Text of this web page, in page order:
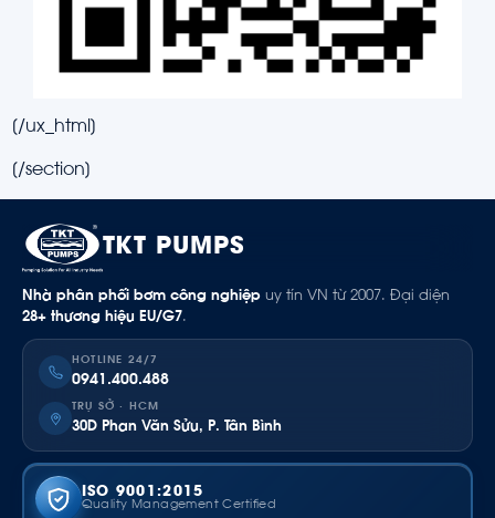
[/ux_html]
[/section]
TKT PUMPS
Nhà phân phối bơm công nghiệp uy tín VN từ 2007. Đại diện
28+ thương hiệu EU/G7.
HOTLINE 24/7
0941.400.488
TRỤ SỞ · HCM
30D Phan Văn Sửu, P. Tân Bình
ISO 9001:2015
Quality Management Certified